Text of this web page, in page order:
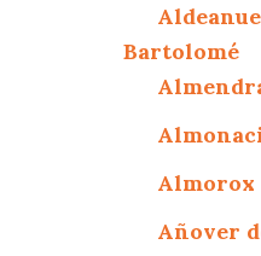
Bartolomé
Almorox
Añover